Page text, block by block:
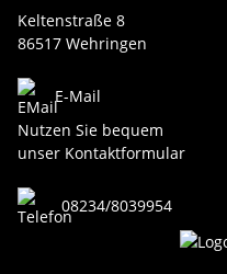
Keltenstraße 8
86517 Wehringen
E-Mail
Nutzen Sie bequem
unser Kontaktformular
08234/8039954